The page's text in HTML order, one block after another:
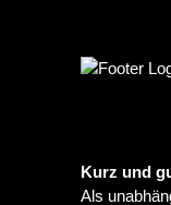
Kurz und
Als